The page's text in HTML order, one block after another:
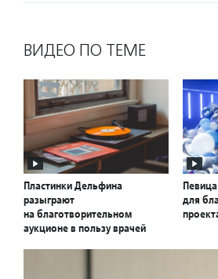
ВИДЕО ПО ТЕМЕ
Пластинки Дельфина
разыграют
на благотворительном
аукционе в пользу врачей
для